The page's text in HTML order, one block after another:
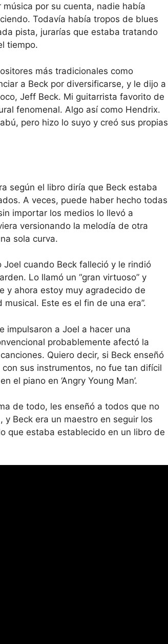
por su cuenta, nadie había
Todavía había tropos de blues
pista, jurarías que estaba tratando
tiempo.
más tradicionales como
a Beck por diversificarse, y le dijo a
Jeff Beck. Mi guitarrista favorito de
fenomenal. Algo así como Hendrix.
pero hizo lo suyo y creó sus propias
según el libro diría que Beck estaba
A veces, puede haber hecho todas
importar los medios lo llevó a
versionando la melodía de otra
sola curva.
Joel cuando Beck falleció y le rindió
Lo llamó un “gran virtuoso” y
y ahora estoy muy agradecido de
Este es el fin de una era”.
impulsaron a Joel a hacer una
probablemente afectó la
Quiero decir, si Beck enseñó
sus instrumentos, no fue tan difícil
el piano en ‘Angry Young Man’.
de todo, les enseñó a todos que no
y Beck era un maestro en seguir los
que estaba establecido en un libro de